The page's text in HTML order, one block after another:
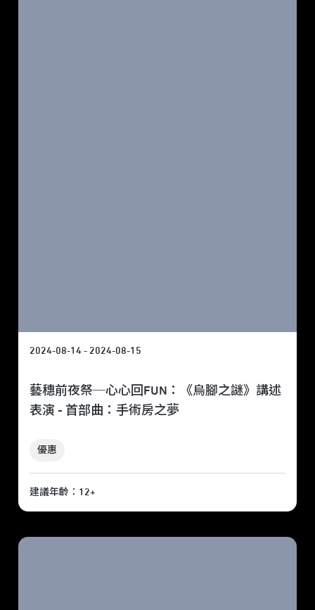
2024-08-14 - 2024-08-15
藝穗前夜祭─心心回FUN：《烏腳之謎》講述
表演 - 首部曲：手術房之夢
優惠
建議年齡：12+